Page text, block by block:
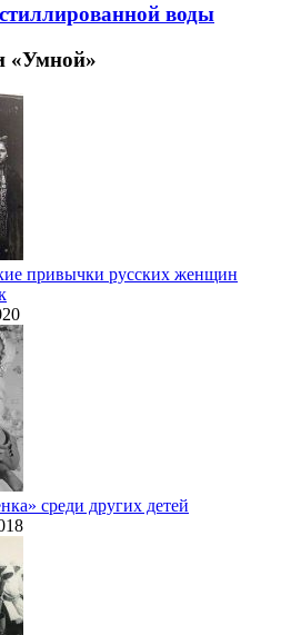
воды
«Умной»
привычки русских женщин
среди других детей